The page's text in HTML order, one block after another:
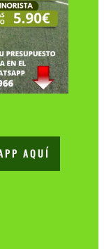
AQUÍ